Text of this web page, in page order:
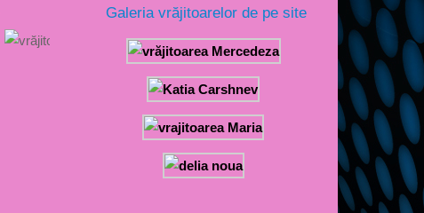
Galeria vrăjitoarelor de pe site